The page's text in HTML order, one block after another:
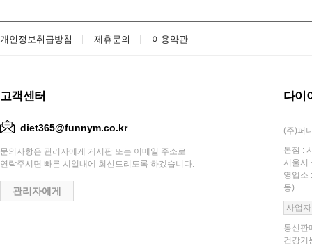
개인정보취급방침 제휴문의 이용약관
고객센터
diet365@funnym.co.kr
문의사항은 관리자에게 게시판 또는 이메일 주소로
연락주시면 빠른 시일내에 회신드리도록 하겠습니다.
관리자에게
다이
(주)퍼
본점 :
서울시
영업소
동)
사업
통신판
건강기